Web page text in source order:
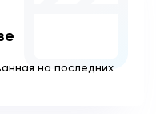
на последних